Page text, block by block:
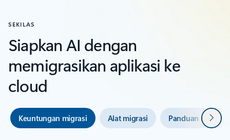
SEKILAS
Siapkan AI dengan
memigrasikan aplikasi ke
cloud
Keuntungan migrasi Alat migrasi Panduan migrasi